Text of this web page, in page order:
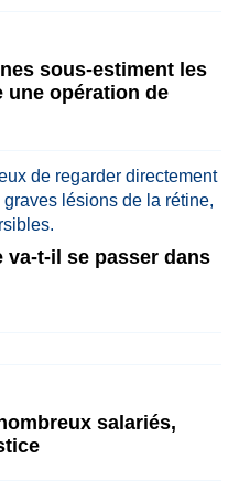
sous-estiment les
une opération de
va-t-il se passer dans
salariés,